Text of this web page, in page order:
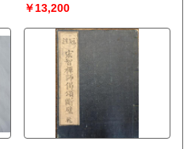
￥13,200